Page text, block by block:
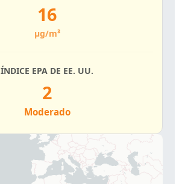
16
µg/m³
ÍNDICE EPA DE EE. UU.
2
Moderado